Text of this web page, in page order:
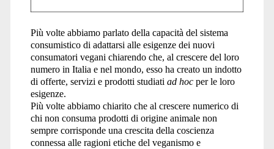
Più volte abbiamo parlato della capacità del sistema
consumistico di adattarsi alle esigenze dei nuovi
consumatori vegani chiarendo che, al crescere del loro
numero in Italia e nel mondo, esso ha creato un indotto
di offerte, servizi e prodotti studiati ad hocper le loro
esigenze.
Più volte abbiamo chiarito che al crescere numerico di
chi non consuma prodotti di origine animale non
sempre corrisponde una crescita della coscienza
connessa alle ragioni etiche del veganismo e